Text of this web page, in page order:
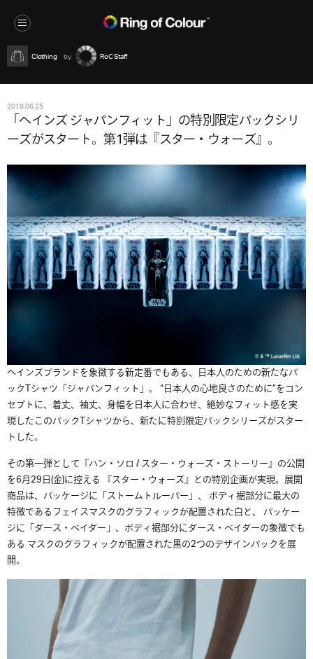
Clothing RoC Staff
2018.06.25
「ヘインズ ジャパンフィット」の特別限定パックシリ
ーズがスタート。第1弾は『スター・ウォーズ』。
ヘインズブランドを象徴する新定番でもある、日本人のための新たなパ
ックTシャツ「ジャパンフィット」。 “日本人の心地良さのために”をコン
セプトに、着丈、袖丈、身幅を日本人に合わせ、絶妙なフィット感を実
現したこのパックTシャツから、新たに特別限定パックシリーズがスター
トした。
その第一弾として『ハン・ソロ / スター・ウォーズ・ストーリー』の公開
を6月29日(金)に控える 『スター・ウォーズ』との特別企画が実現。展開
商品は、パッケージに「ストームトルーパー」、 ボディ裾部分に最大の
特徴であるフェイスマスクのグラフィックが配置された白と、 パッケー
ジに「ダース・べイダー」、ボディ裾部分にダース・ベイダーの象徴でも
ある マスクのグラフィックが配置された黒の2つのデザインパックを展
開。